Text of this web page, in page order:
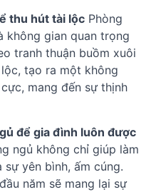
thu hút tài lộc Phòng
không gian quan trọng
tranh thuận buồm xuôi
tạo ra một không
mang đến sự thịnh
để gia đình luôn được
ngủ không chỉ giúp làm
yên bình, ấm cúng.
năm sẽ mang lại sự